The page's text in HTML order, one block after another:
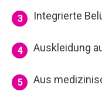
3 Integrierte
4 Auskleidung
5 Aus